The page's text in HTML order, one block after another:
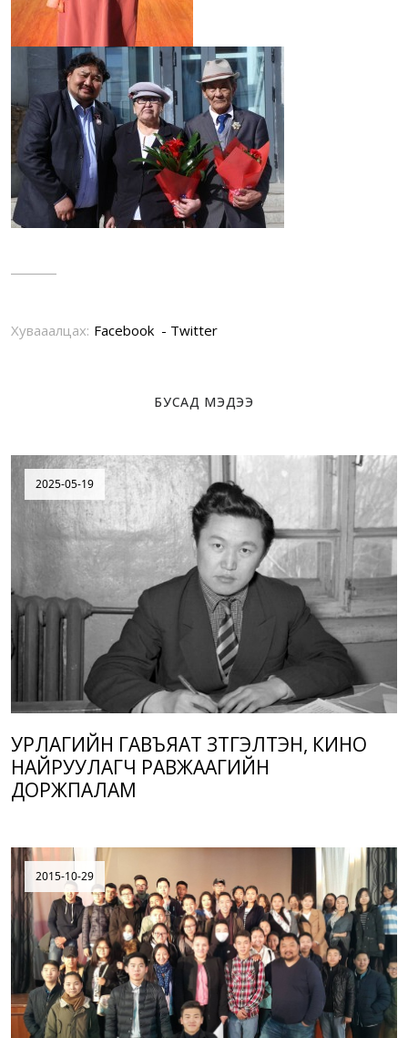
Хувааалцах: Facebook Twitter
БУСАД МЭДЭЭ
2025-05-19
УРЛАГИЙН ГАВЪЯАТ ЗҮТГЭЛТЭН, КИНО
НАЙРУУЛАГЧ РАВЖААГИЙН
ДОРЖПАЛАМ
2015-10-29